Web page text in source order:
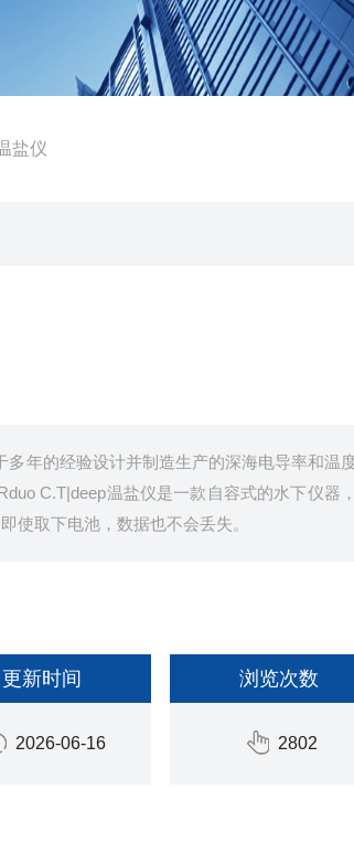
盐仪
年的经验设计并制造生产的深海电导率和温
C.T|deep温盐仪是一款自容式的水下仪器
使取下电池，数据也不会丢失。
更新时间
2026-06-16
浏览次数
2802